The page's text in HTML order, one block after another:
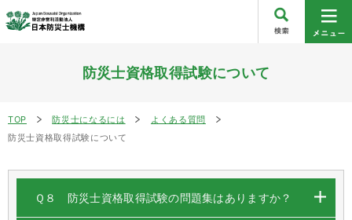
防災士資格取得試験について
TOP 防災士になるには
よくある質問
防災士資格取得試験について
Ｑ８ 防災士資格取得試験の問題集はありますか？